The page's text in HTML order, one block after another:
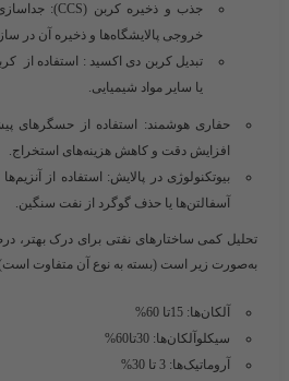
جذب و ذخیره کربن (CCS)
:
خروجی پالایشگاه‌ها و ذخیره آن در
تبدیل کربن دی اکسید : استفاده از
یا سایر مواد شیمیایی.
حفاری هوشمند: استفاده از حسگرهای
افزایش دقت و کاهش هزینه‌های استخراج.
بیوتکنولوژی در پالایش: استفاده از
آسفالتن‌ها یا حذف گوگرد از نفت سنگین.
تحلیل کمی ساختارهای نفتی برای درک بهتر،
به‌صورت زیر است (بسته به نوع آن متفاوت
آلکان‌ها: 15تا 60%
سیکلوآلکان‌ها: 30تا60%
آروماتیک‌ها: 3 تا 30%